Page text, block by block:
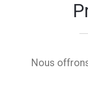
Nous